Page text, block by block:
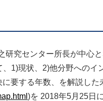
究センター所長が中心
1)現状、2)他分野への
要する年数、を解説し
)を 2018年5月25日